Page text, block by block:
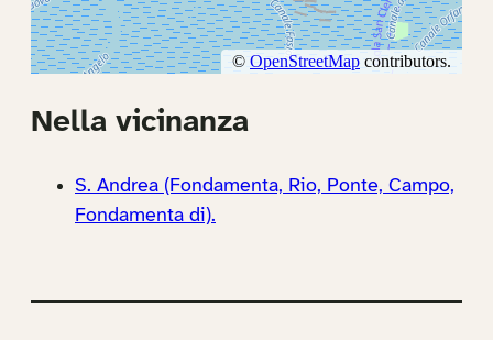
Nella vicinanza
S. Andrea (Fondamenta, Rio, Ponte, Campo,
Fondamenta di).